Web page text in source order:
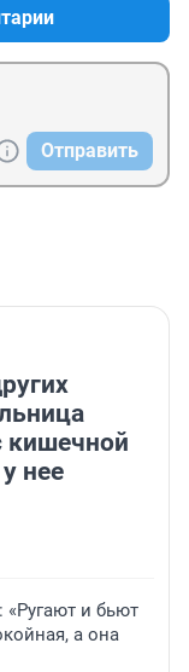
Отправить
кишечной
нее
«Ругают и бьют
а она